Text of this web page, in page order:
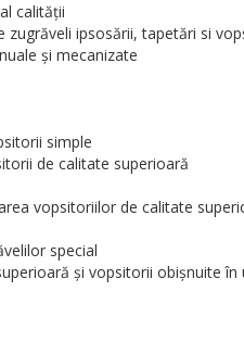
calităţii
ipsosării, tapetări si
şi mecanizate
simple
de calitate superioară
vopsitoriilor de calitate
special
şi vopsitorii obişnuite în